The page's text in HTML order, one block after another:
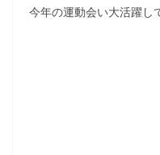
今年の運動会い大活躍し